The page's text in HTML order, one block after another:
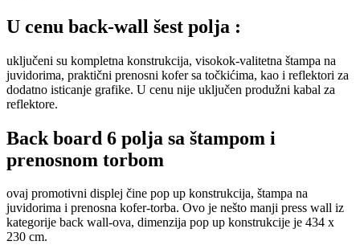
U cenu back-wall šest polja :
uključeni su kompletna konstrukcija, visokok-valitetna štampa na
juvidorima, praktični prenosni kofer sa točkićima, kao i reflektori za
dodatno isticanje grafike. U cenu nije uključen produžni kabal za
reflektore.
Back board 6 polja sa štampom i
prenosnom torbom
ovaj promotivni displej čine pop up konstrukcija, štampa na
juvidorima i prenosna kofer-torba. Ovo je nešto manji press wall iz
kategorije back wall-ova, dimenzija pop up konstrukcije je 434 x
230 cm.